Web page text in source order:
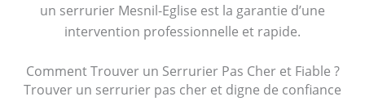
un serrurier Mesnil-Eglise est la garantie d’une
intervention professionnelle et rapide.
Comment Trouver un Serrurier Pas Cher et Fiable ?
Trouver un serrurier pas cher et digne de confiance